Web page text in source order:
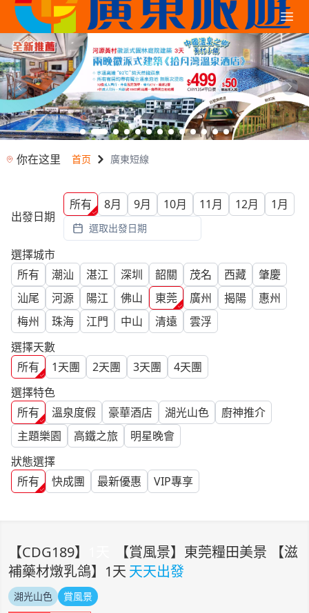
你在这里 首页 廣東短線
出發日期
所有 8月 9月 10月 11月 12月 1月
選取出發日期
選擇城市
所有
潮汕 湛江 深圳 韶關 茂名 西藏
肇慶
汕尾
河源 陽江 佛山 東莞 廣州 揭陽
惠州
梅州
珠海 江門 中山 清遠
雲浮
選擇天數
所有
1天團 2天團 3天團 4天團
選擇特色
所有
溫泉度假 豪華酒店 湖光山色
廚神推介
主題樂園
高鐵之旅
明星晚會
狀態選擇
所有
快成團 最新優惠 VIP專享
【CDG189】
【賞風景】東莞糧田美景 【滋
補藥材燉乳鴿】1天 天天出發
湖光山色
賞風景